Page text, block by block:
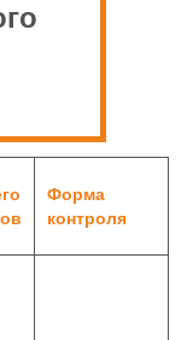
Форма
контроля